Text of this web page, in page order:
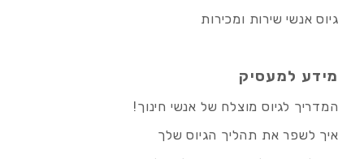
גיוס אנשי שירות ומכירות
מידע למעסיק
המדריך לגיוס מוצלח של אנשי חינוך!
איך לשפר את תהליך הגיוס שלך